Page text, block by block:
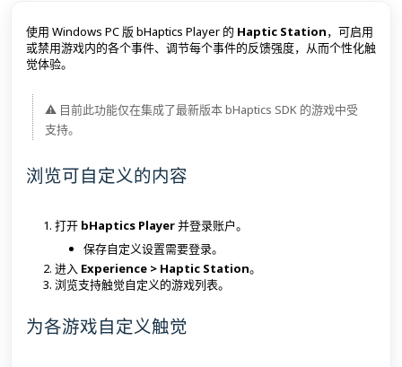
使用 Windows PC 版 bHaptics Player 的 Haptic Station，可启用
或禁用游戏内的各个事件、调节每个事件的反馈强度，从而个性化触
觉体验。
⚠️ 目前此功能仅在集成了最新版本 bHaptics SDK 的游戏中受
支持。
浏览可自定义的内容
打开 bHaptics Player并登录账户。
保存自定义设置需要登录。
进入 Experience > Haptic Station。
浏览支持触觉自定义的游戏列表。
为各游戏自定义触觉